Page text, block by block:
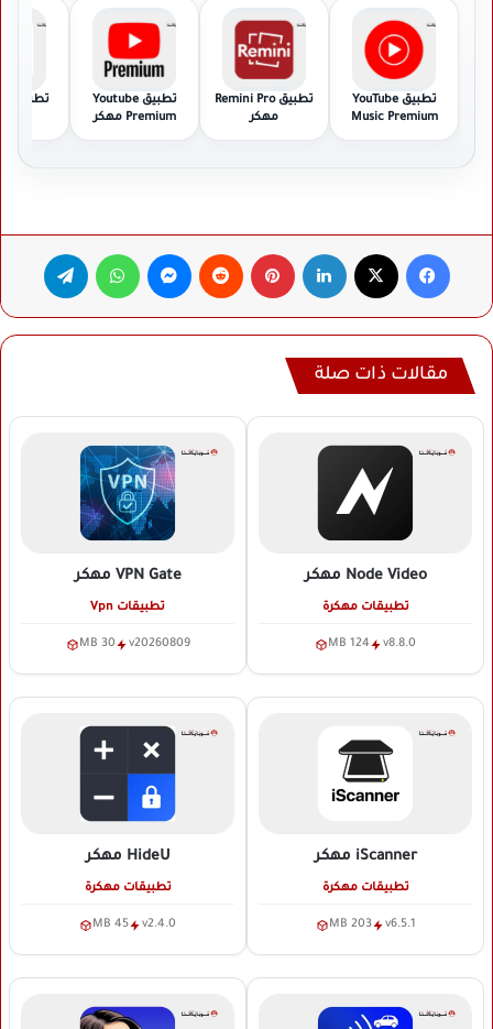
تطبيق YouTube
Music Premium
تطبيق Remini Pro
مهكر
تطبيق Youtube
Premium مهكر
فيسبوك لينكدإن بينتيريست ماسنجر واتساب
مقالات ذات صلة
Node Video مهكر
تطبيقات مهكرة
v8.8.0
124 MB
VPN Gate مهكر
تطبيقات Vpn
v20260809
30 MB
iScanner مهكر
تطبيقات مهكرة
v6.5.1
203 MB
HideU مهكر
تطبيقات مهكرة
v2.4.0
45 MB